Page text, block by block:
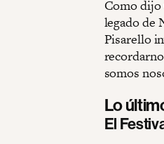
Como dijo
legado de
Pisarello
somos
Lo
El